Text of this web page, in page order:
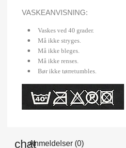
VASKEANVISNING:
Vaskes ved 40 grader.
Må ikke stryges.
Må ikke bleges.
Må ikke renses.
Bør ikke tørretumbles.
Anmeldelser (0)